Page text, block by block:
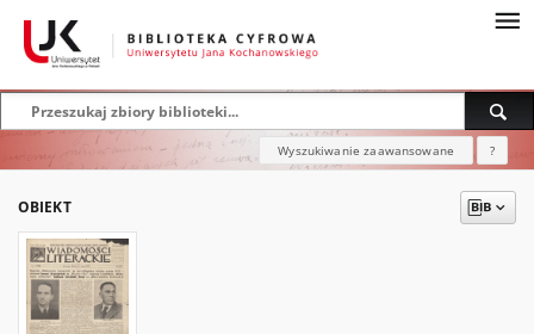
Wyszukiwanie zaawansowane ?
OBIEKT